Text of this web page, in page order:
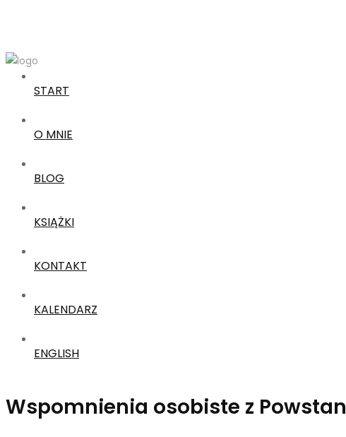
START
O MNIE
BLOG
KSIĄŻKI
KONTAKT
KALENDARZ
ENGLISH
Wspomnienia osobiste z